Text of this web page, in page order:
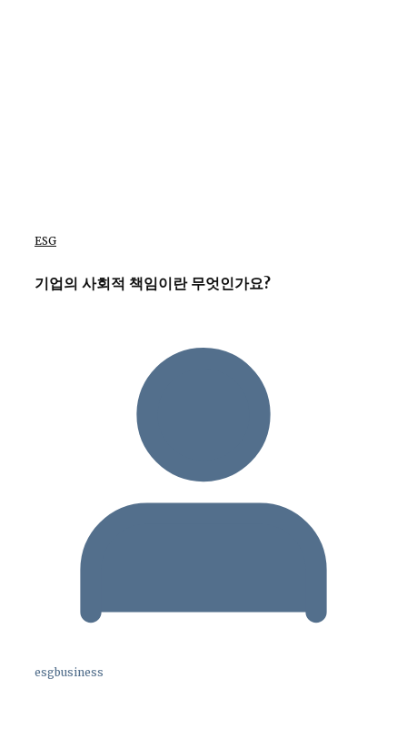
ESG
기업의 사회적 책임이란 무엇인가요?
esgbusiness